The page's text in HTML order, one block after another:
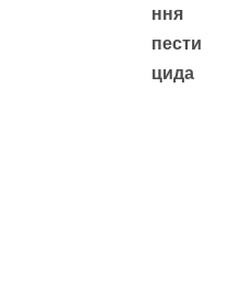
ння
пести
цида